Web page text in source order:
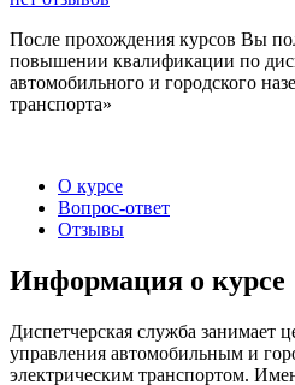
После прохождения курсов Вы
повышении квалификации по
автомобильного и городского
транспорта»
О курсе
Вопрос-ответ
Отзывы
Информация о курсе
Диспетчерская служба занимает
управления автомобильным и
электрическим транспортом.